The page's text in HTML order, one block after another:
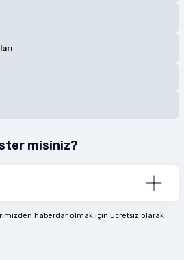
misiniz?
haberdar olmak için ücretsiz olarak